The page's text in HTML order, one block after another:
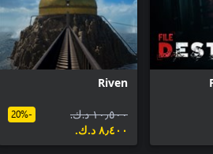
Riven
١٠٫٥٠٠ د.ك.‏
٨٫٤٠٠ د.ك.‏
-20%